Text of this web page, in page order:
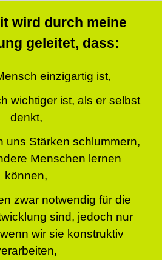
wird durch meine
geleitet, dass:
einzigartig ist,
ist, als er selbst
denkt,
Stärken schlummern,
Menschen lernen
können,
zwar notwendig für die
sind, jedoch nur
wir sie konstruktiv